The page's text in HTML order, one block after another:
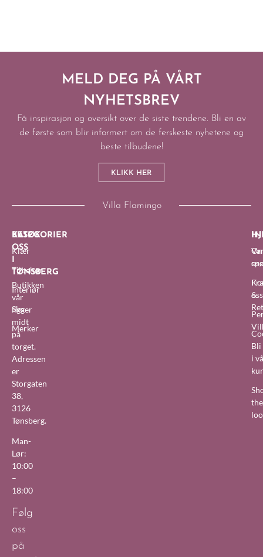
MELD DEG PÅ VÅRT
NYHETSBREV
Få inspirasjon og oversikt over de siste trendene. Bli en av
de første som blir informert om de ferskeste nyhetene og
beste tilbudene!
KLIKK HER
Villa Flamingo
BESØK
OSS
TØNSBERG
Butikken
vår
ligger
midt
på
torget.
Adressen
er
Storgaten
38,
3126
Tønsberg.
Man-
Lør:
10:00
–
18:00
Følg
oss
på
KATEGORIER
Klær
Tilbehør
Interiør
Sko
Merker
oss
&
Bli
i
the
oss